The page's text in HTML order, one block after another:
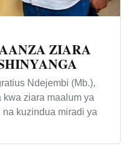
ZIARA
Ndejembi (Mb.),
ziara maalum ya
kuzindua miradi ya